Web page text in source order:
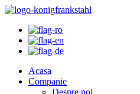
Acasa
Companie
Despre noi